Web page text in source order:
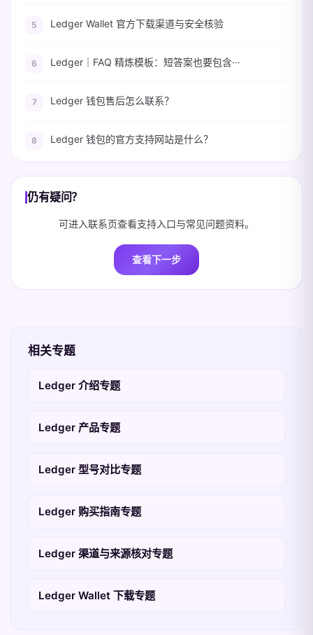
Ledger Wallet 官方下载渠道与安全核验
Ledger｜FAQ 精炼模板：短答案也要包含···
Ledger 钱包售后怎么联系？
Ledger 钱包的官方支持网站是什么？
仍有疑问？
可进入联系页查看支持入口与常见问题资料。
查看下一步
相关专题
Ledger 介绍专题
Ledger 产品专题
Ledger 型号对比专题
Ledger 购买指南专题
Ledger 渠道与来源核对专题
Ledger Wallet 下载专题